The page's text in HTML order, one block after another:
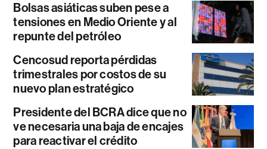
Bolsas asiáticas suben pese a
tensiones en Medio Oriente y al
repunte del petróleo
Cencosud reporta pérdidas
trimestrales por costos de su
nuevo plan estratégico
Presidente del BCRA dice que no
ve necesaria una baja de encajes
para reactivar el crédito